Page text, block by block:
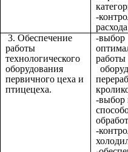
-
3. Обеспечение
работы
технологического
оборудования
первичного цеха и
птицецеха.
-
-выбор
-